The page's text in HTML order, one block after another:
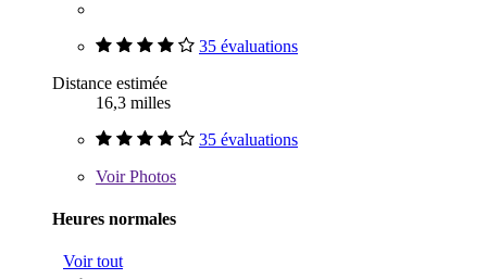
35 évaluations
Distance estimée
16,3 milles
35 évaluations
VoirPhotos
Heures normales
Voir tout